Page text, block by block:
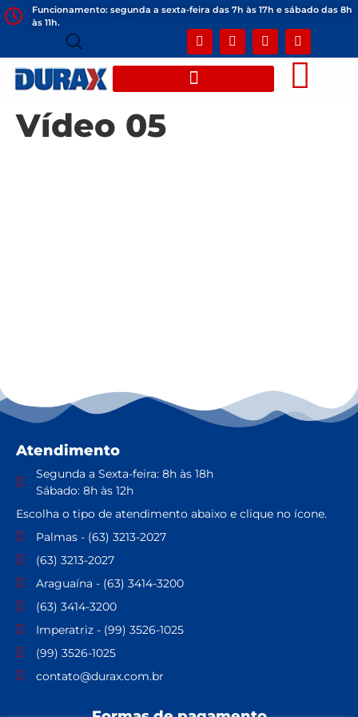
Funcionamento: segunda a sexta-feira das 7h às 17h e sábado das 8h
às 11h.
Vídeo 05
Atendimento
Segunda a Sexta-feira: 8h às 18h
Sábado: 8h às 12h
Escolha o tipo de atendimento abaixo e clique no ícone.
Palmas - (63) 3213-2027
(63) 3213-2027
Araguaína - (63) 3414-3200
(63) 3414-3200
Imperatriz - (99) 3526-1025
(99) 3526-1025
contato@durax.com.br